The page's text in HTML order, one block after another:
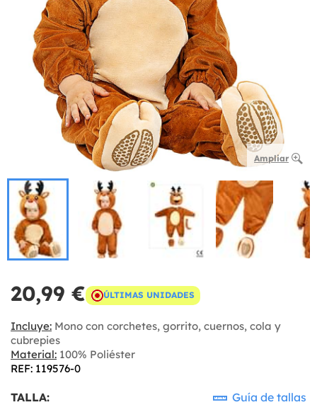
Ampliar
20,99 € ÚLTIMAS UNIDADES
Incluye: Mono con corchetes, gorrito, cuernos, cola y
cubrepies
Material: 100% Poliéster
REF: 119576-0
TALLA: Guía de tallas